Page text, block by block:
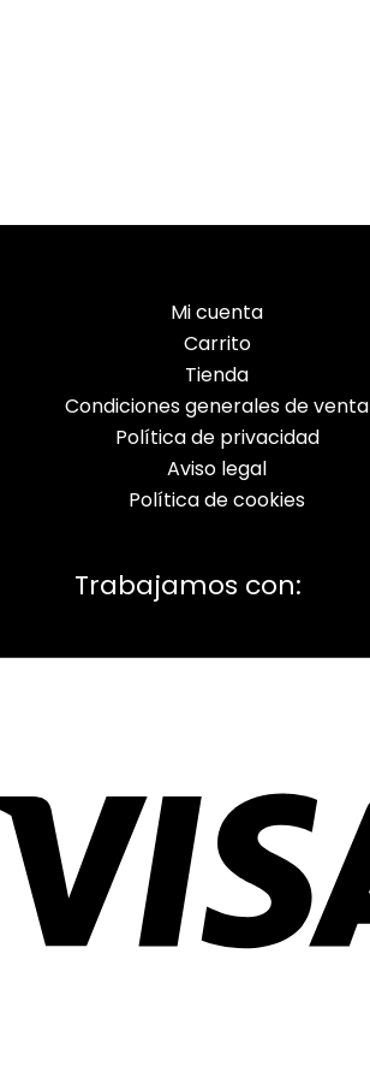
Mi cuenta
Carrito
Tienda
Condiciones generales de venta
Política de privacidad
Aviso legal
Política de cookies
Trabajamos con: